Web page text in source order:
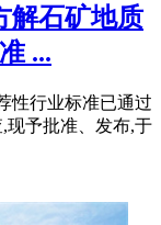
解石矿地质
...
性行业标准已通过
现予批准、发布,于